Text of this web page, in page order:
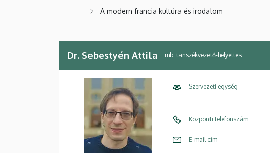
A modern francia kultúra és irodalom
Dr. Sebestyén Attila mb. tanszékvezető-helyettes
Szervezeti egység
Központi telefonszám
E-mail cím